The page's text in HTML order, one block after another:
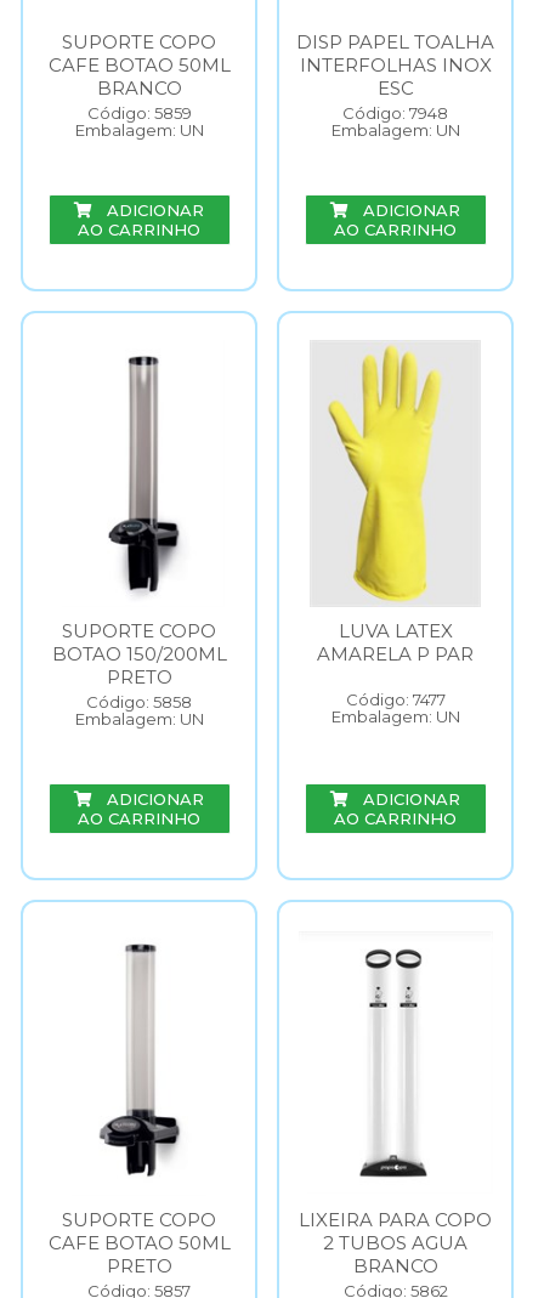
SUPORTE COPO
CAFE BOTAO 50ML
BRANCO
Código: 5859
Embalagem: UN
ADICIONAR
AO CARRINHO
DISP PAPEL TOALHA
INTERFOLHAS INOX
ESC
Código: 7948
Embalagem: UN
ADICIONAR
AO CARRINHO
SUPORTE COPO
BOTAO 150/200ML
PRETO
Código: 5858
Embalagem: UN
ADICIONAR
AO CARRINHO
LUVA LATEX
AMARELA P PAR
Código: 7477
Embalagem: UN
ADICIONAR
AO CARRINHO
SUPORTE COPO
CAFE BOTAO 50ML
PRETO
Código: 5857
LIXEIRA PARA COPO
2 TUBOS AGUA
BRANCO
Código: 5862